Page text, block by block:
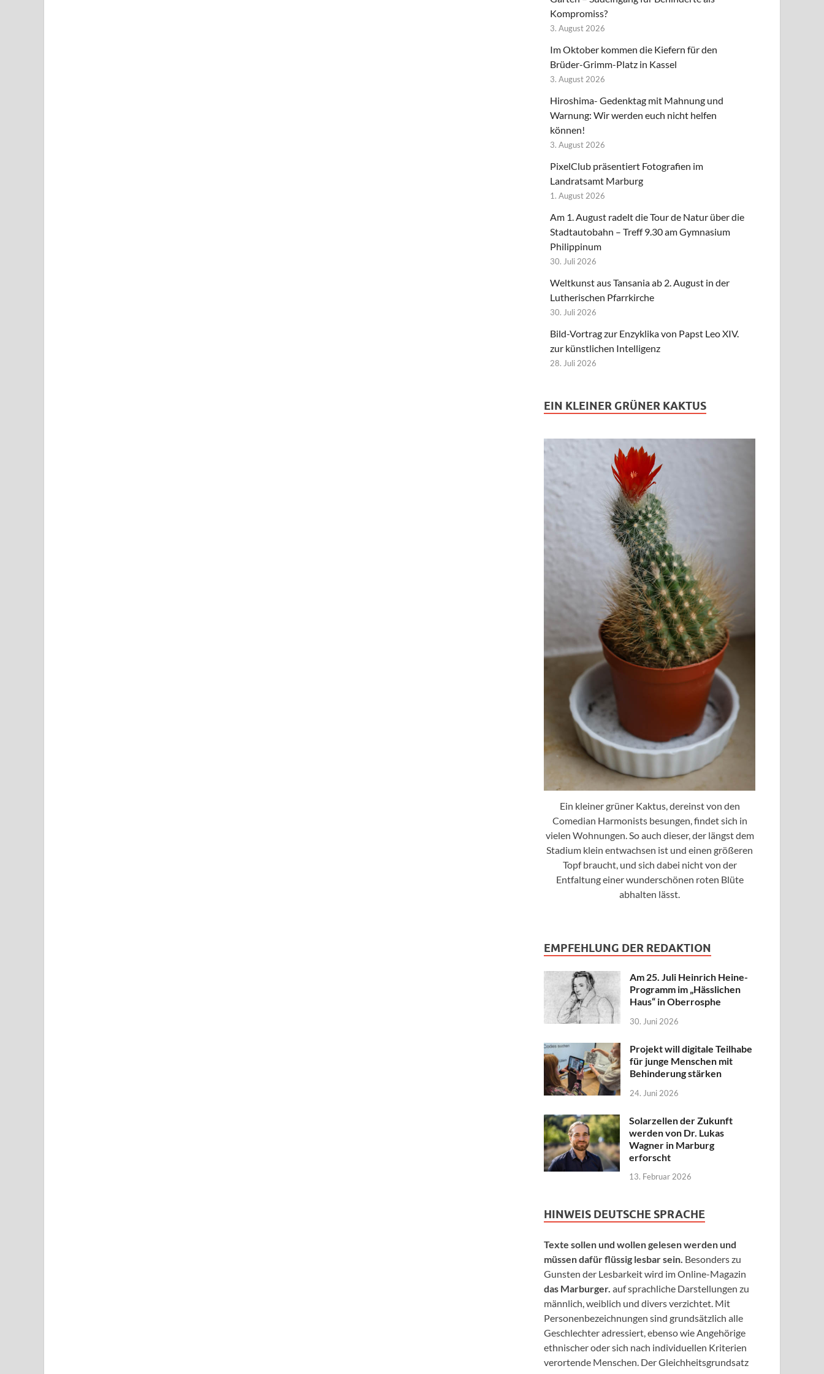
Kompromiss?
3. August 2026
Im Oktober kommen die Kiefern für den
Brüder-Grimm-Platz in Kassel
3. August 2026
Hiroshima- Gedenktag mit Mahnung und
Warnung: Wir werden euch nicht helfen
können!
3. August 2026
PixelClub präsentiert Fotografien im
Landratsamt Marburg
1. August 2026
Am 1. August radelt die Tour de Natur über die
Stadtautobahn – Treff 9.30 am Gymnasium
Philippinum
30. Juli 2026
Weltkunst aus Tansania ab 2. August in der
Lutherischen Pfarrkirche
30. Juli 2026
Bild-Vortrag zur Enzyklika von Papst Leo XIV.
zur künstlichen Intelligenz
28. Juli 2026
EIN KLEINER GRÜNER KAKTUS
Ein kleiner grüner Kaktus, dereinst von den
Comedian Harmonists besungen, findet sich in
vielen Wohnungen. So auch dieser, der längst dem
Stadium klein entwachsen ist und einen größeren
Topf braucht, und sich dabei nicht von der
Entfaltung einer wunderschönen roten Blüte
abhalten lässt.
EMPFEHLUNG DER REDAKTION
Am 25. Juli Heinrich Heine-
Programm im „Hässlichen
Haus“ in Oberrosphe
30. Juni 2026
Projekt will digitale Teilhabe
für junge Menschen mit
Behinderung stärken
24. Juni 2026
Solarzellen der Zukunft
werden von Dr. Lukas
Wagner in Marburg
erforscht
13. Februar 2026
HINWEIS DEUTSCHE SPRACHE
Texte sollen und wollen gelesen werden und
müssen dafür flüssig lesbar sein. Besonders zu
Gunsten der Lesbarkeit wird im Online-Magazin
das Marburger. auf sprachliche Darstellungen zu
männlich, weiblich und divers verzichtet. Mit
Personenbezeichnungen sind grundsätzlich alle
Geschlechter adressiert, ebenso wie Angehörige
ethnischer oder sich nach individuellen Kriterien
verortende Menschen. Der Gleichheitsgrundsatz